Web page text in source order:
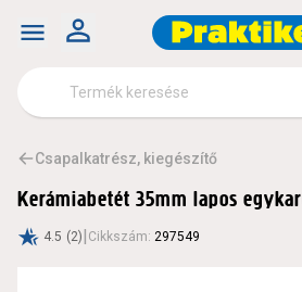
Csapalkatrész, kiegészítő
Kerámiabetét 35mm lapos
4.5 (2)| Cikkszám: 297549